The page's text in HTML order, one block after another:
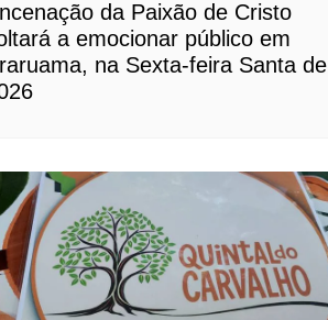
da Paixão de Cristo
a emocionar público em
na Sexta-feira Santa de